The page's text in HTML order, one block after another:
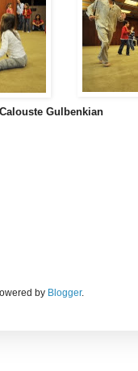
Gulbenkian
by Blogger.